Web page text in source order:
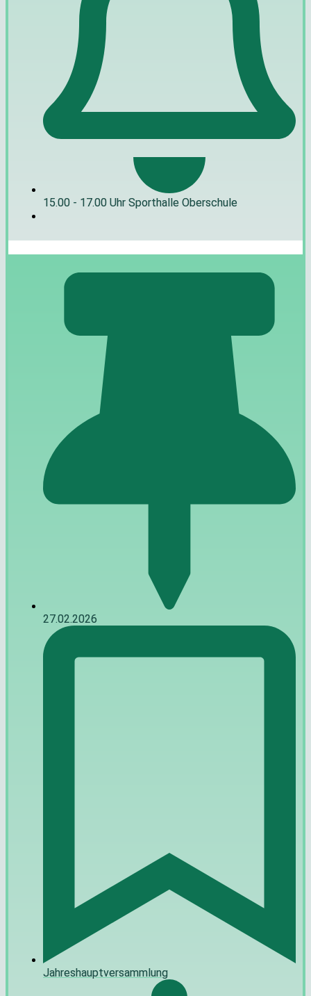
15.00 - 17.00 Uhr Sporthalle Oberschule
27.02.2026
Jahreshauptversammlung